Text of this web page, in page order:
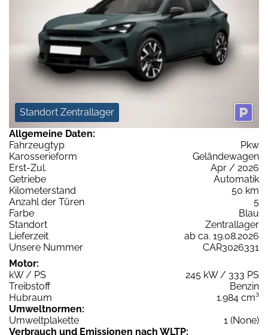
Standort Zentrallager
Allgemeine Daten:
Fahrzeugtyp
Pkw
Karosserieform
Geländewagen
Erst-Zul.
Apr / 2026
Getriebe
Automatik
Kilometerstand
50 km
Anzahl der Türen
5
Farbe
Blau
Standort
Zentrallager
Lieferzeit
ab ca. 19.08.2026
Unsere Nummer
CAR3026331
Motor:
kW / PS
245 kW / 333 PS
Treibstoff
Benzin
Hubraum
1.984 cm³
Umweltnormen:
Umweltplakette
1 (None)
Verbrauch und Emissionen nach WLTP: